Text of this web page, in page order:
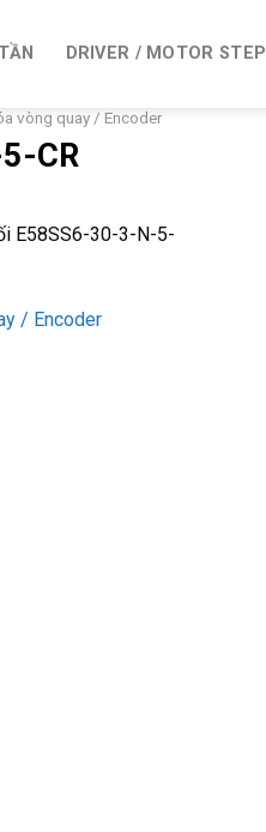
DRIVER / MOTOR STEP
vòng quay / Encoder
CR
E58SS6-30-3-N-5-
/ Encoder